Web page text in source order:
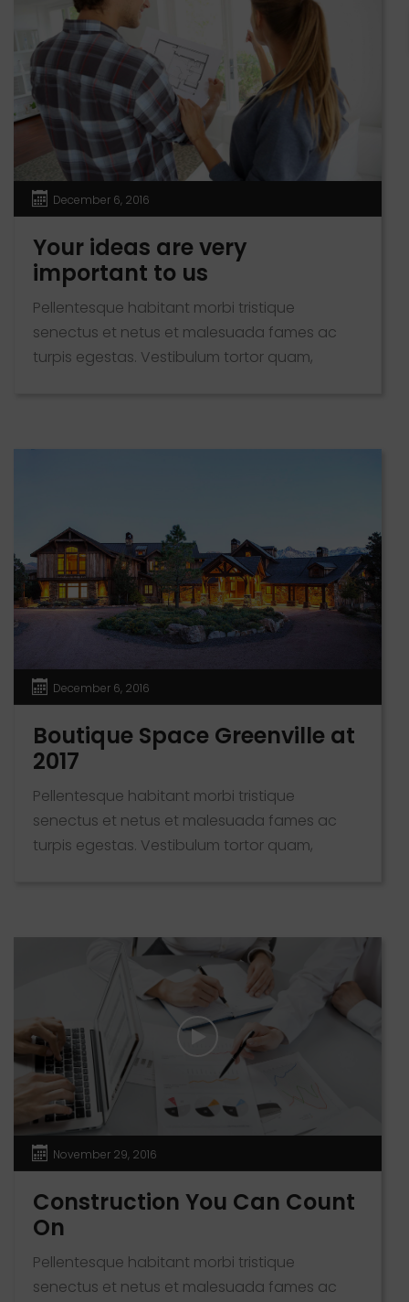
December 6, 2016
Your ideas are very
important to us
Pellentesque habitant morbi tristique
senectus et netus et malesuada fames ac
turpis egestas. Vestibulum tortor quam,
placerat eleifend leo. Quisque sit amet est et
December 6, 2016
Boutique Space Greenville at
2017
Pellentesque habitant morbi tristique
senectus et netus et malesuada fames ac
turpis egestas. Vestibulum tortor quam,
placerat eleifend leo. Quisque sit amet est et
sapien ullamcorper pharetra. Vestibulum erat
wisi, condimentum sed, commodo [...]
November 29, 2016
Construction You Can Count
On
Pellentesque habitant morbi tristique
senectus et netus et malesuada fames ac